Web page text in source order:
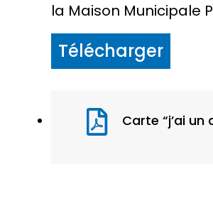
la Maison Municipale
Télécharger
Carte “j’ai un